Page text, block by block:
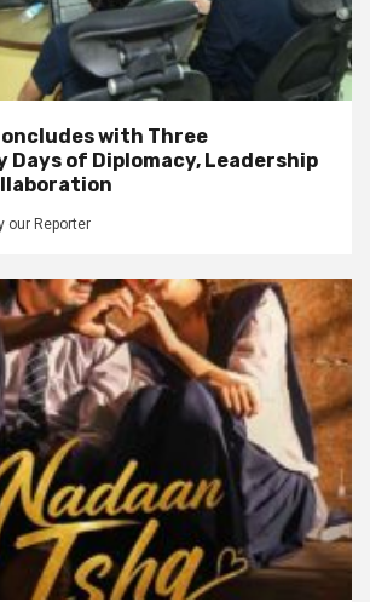
with Three
of Diplomacy, Leadership
our Reporter